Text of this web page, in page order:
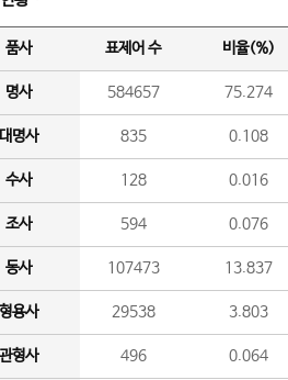
품사 표제어 수 비율(%)
명사 584657 75.274
명사 835 0.108
수사 128 0.016
조사 594 0.076
동사 107473 13.837
용사 29538 3.803
형사 496 0.064